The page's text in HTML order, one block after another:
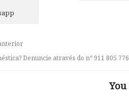
Denuncie através do nº 911 805 776